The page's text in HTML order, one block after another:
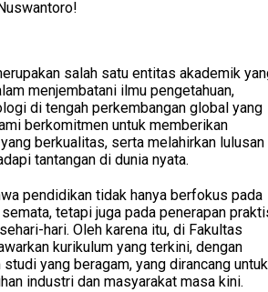
salah satu entitas akademik
menjembatani ilmu pengetahuan,
di tengah perkembangan global yang
berkomitmen untuk memberikan
berkualitas, serta melahirkan lulusan
tantangan di dunia nyata.
pendidikan tidak hanya berfokus pada
tetapi juga pada penerapan
hari. Oleh karena itu, di Fakultas
kurikulum yang terkini, dengan
yang beragam, yang dirancang untuk
industri dan masyarakat masa kini.